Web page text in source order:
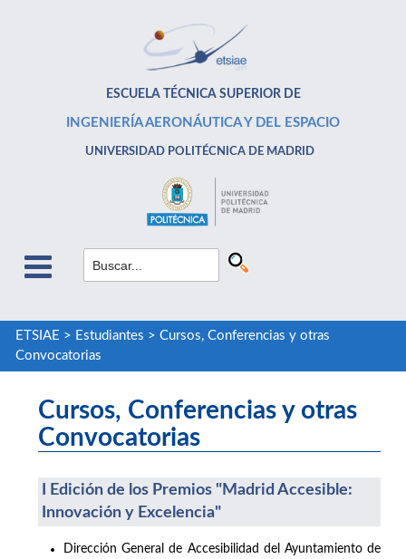
ESCUELA TÉCNICA SUPERIOR DE
INGENIERÍA AERONÁUTICA Y DEL ESPACIO
UNIVERSIDAD POLITÉCNICA DE MADRID
ETSIAE > Estudiantes > Cursos, Conferencias y otras
Convocatorias
Cursos, Conferencias y otras
Convocatorias
I Edición de los Premios "Madrid Accesible:
Innovación y Excelencia"
Dirección General de Accesibilidad del Ayuntamiento de